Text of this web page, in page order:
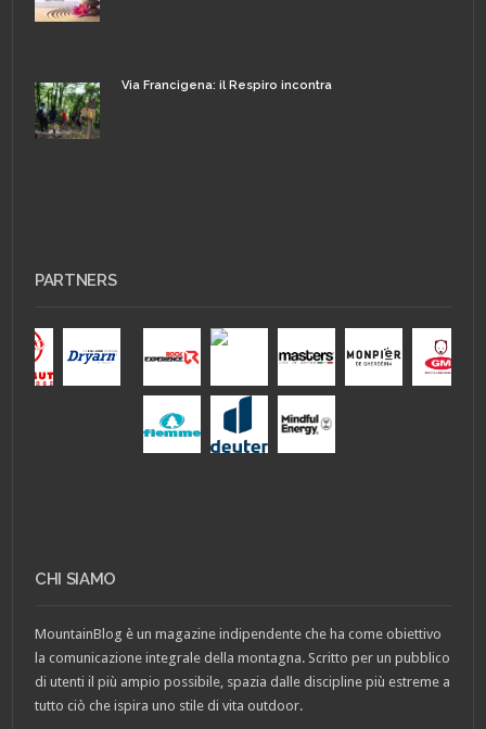
Via Francigena: il Respiro incontra
PARTNERS
CHI SIAMO
MountainBlog è un magazine indipendente che ha come obiettivo
la comunicazione integrale della montagna. Scritto per un pubblico
di utenti il più ampio possibile, spazia dalle discipline più estreme a
tutto ciò che ispira uno stile di vita outdoor.